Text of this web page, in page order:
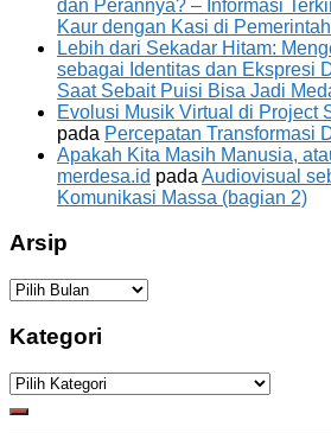
dan Perannya? – Informasi
Kaur dengan Kasi di
Lebih dari Sekadar Hitam:
sebagai Identitas dan Ekspresi
Saat Sebait Puisi Bisa Jadi
Evolusi Musik Virtual di Project
pada Percepatan Transformasi
Apakah Kita Masih Manusia,
merdesa.id pada Audiovisual
Komunikasi Massa (bagian 2)
Arsip
Arsip
Kategori
Kategori